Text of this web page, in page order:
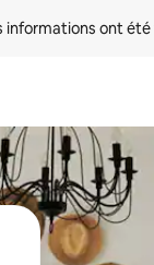
informations ont